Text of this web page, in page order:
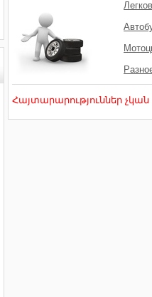
Հայտարարություններ չկան